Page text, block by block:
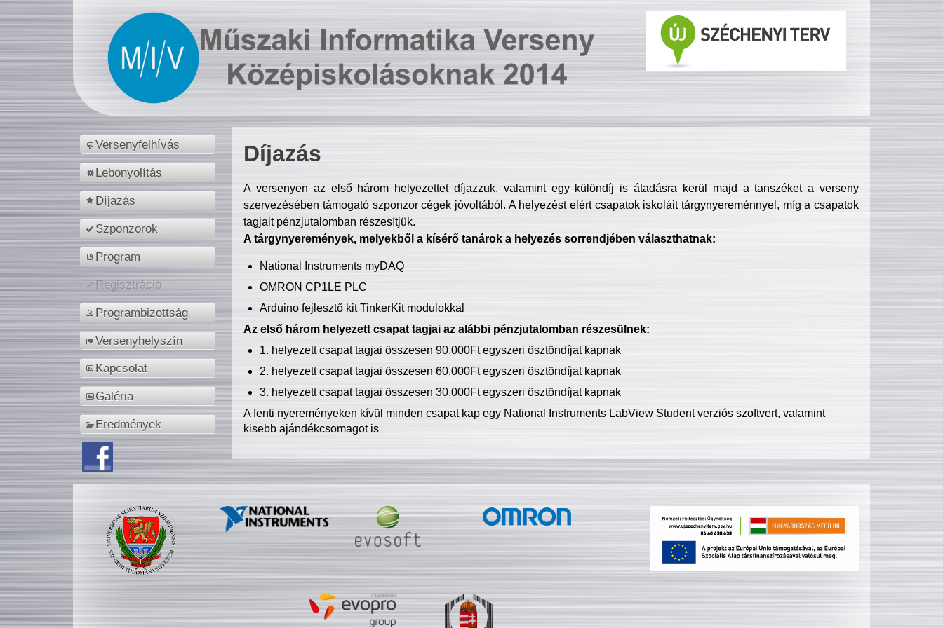
Versenyfelhívás
Lebonyolítás
Díjazás
Szponzorok
Program
Regisztráció
Programbizottság
Versenyhelyszín
Kapcsolat
Galéria
Eredmények
Díjazás
A versenyen az első három helyezettet díjazzuk, valamint egy különdíj is átadásra kerül majd a tanszéket a verseny
szervezésében támogató szponzor cégek jóvoltából. A helyezést elért csapatok iskoláit tárgynyereménnyel, míg a csapatok
tagjait pénzjutalomban részesítjük.
A tárgynyeremények, melyekből a kísérő tanárok a helyezés sorrendjében választhatnak:
National Instruments myDAQ
OMRON CP1LE PLC
Arduino fejlesztő kit TinkerKit modulokkal
Az első három helyezett csapat tagjai az alábbi pénzjutalomban részesülnek:
1. helyezett csapat tagjai összesen 90.000Ft egyszeri ösztöndíjat kapnak
2. helyezett csapat tagjai összesen 60.000Ft egyszeri ösztöndíjat kapnak
3. helyezett csapat tagjai összesen 30.000Ft egyszeri ösztöndíjat kapnak
A fenti nyereményeken kívül minden csapat kap egy National Instruments LabView Student verziós szoftvert, valamint
kisebb ajándékcsomagot is